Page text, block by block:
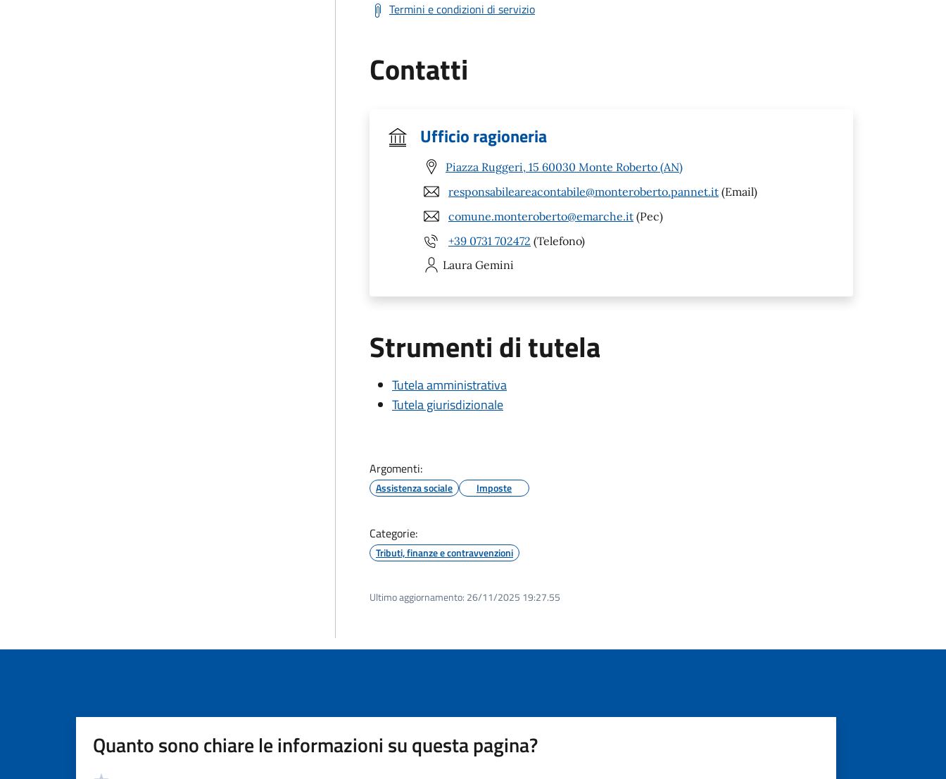
Termini e condizioni di servizio
Contatti
Ufficio ragioneria
Piazza Ruggeri, 15 60030 Monte Roberto (AN)
responsabileareacontabile@monteroberto.pannet.it (Email)
comune.monteroberto@emarche.it (Pec)
+39 0731 702472 (Telefono)
Laura Gemini
Strumenti di tutela
Tutela amministrativa
Tutela giurisdizionale
Argomenti:
Assistenza sociale Imposte
Categorie:
Tributi, finanze e contravvenzioni
Ultimo aggiornamento: 26/11/2025 19:27.55
Quanto sono chiare le informazioni su questa pagina?
Valutazione